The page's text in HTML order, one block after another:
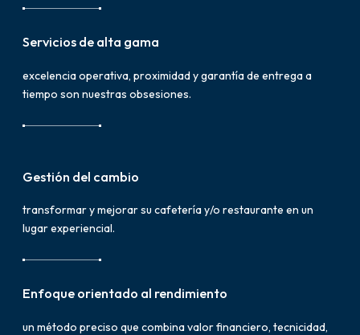
Servicios de alta gama
excelencia operativa, proximidad y garantía de entrega a
tiempo son nuestras obsesiones.
Gestión del cambio
transformar y mejorar su cafetería y/o restaurante en un
lugar experiencial.
Enfoque orientado al rendimiento
un método preciso que combina valor financiero, tecnicidad,